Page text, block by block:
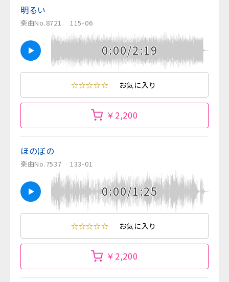
明るい
楽曲No.8721 115-06
0:00/2:19
☆☆☆☆☆ お気に入り
￥2,200
ほのぼの
楽曲No.7537 133-01
0:00/1:25
☆☆☆☆☆ お気に入り
￥2,200